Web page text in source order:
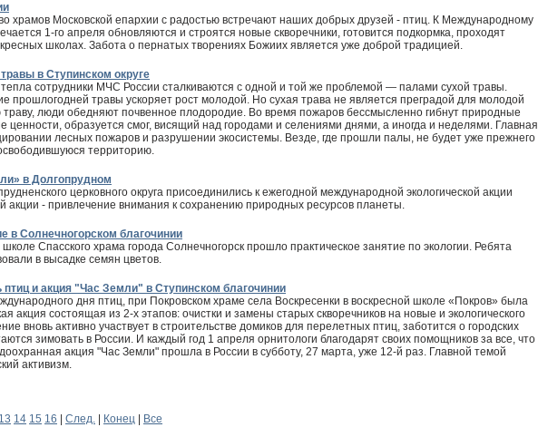
храмов Московской епархии с радостью встречают наших добрых друзей - птиц. К Международному
1-го апреля обновляются и строятся новые скворечники, готовится подкормка, проходят
школах. Забота о пернатых творениях Божиих является уже доброй традицией.
в Ступинском округе
сотрудники МЧС России сталкиваются с одной и той же проблемой — палами сухой травы.
прошлогодней травы ускоряет рост молодой. Но сухая трава не является преградой для молодой
траву, люди обедняют почвенное плодородие. Во время пожаров бессмысленно гибнут природные
ценности, образуется смог, висящий над городами и селениями днями, а иногда и неделями. Главная
лесных пожаров и разрушении экосистемы. Везде, где прошли палы, не будет уже прежнего
территорию.
в Долгопрудном
церковного округа присоединились к ежегодной международной экологической акции
акции - привлечение внимания к сохранению природных ресурсов планеты.
в Солнечногорском благочинии
Спасского храма города Солнечногорск прошло практическое занятие по экологии. Ребята
в высадке семян цветов.
и акция "Час Земли" в Ступинском благочинии
дня птиц, при Покровском храме села Воскресенки в воскресной школе «Покров» была
акция состоящая из 2-х этапов: очистки и замены старых скворечников на новые и экологического
вновь активно участвует в строительстве домиков для перелетных птиц, заботится о городских
зимовать в России. И каждый год 1 апреля орнитологи благодарят своих помощников за все, что
акция "Час Земли" прошла в России в субботу, 27 марта, уже 12-й раз. Главной темой
активизм.
13 14 15 16 | След. | Конец | Все